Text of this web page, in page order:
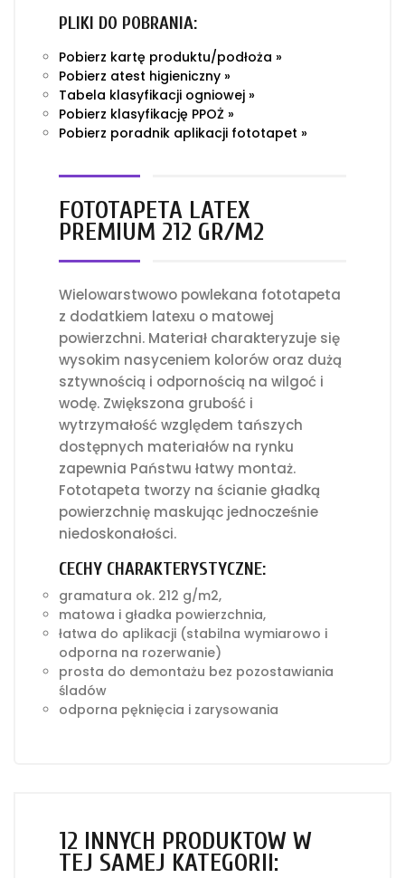
PLIKI DO POBRANIA:
Pobierz kartę produktu/podłoża »
Pobierz atest higieniczny »
Tabela klasyfikacji ogniowej »
Pobierz klasyfikację PPOŻ »
Pobierz poradnik aplikacji fototapet »
FOTOTAPETA LATEX
PREMIUM 212 GR/M2
Wielowarstwowo powlekana fototapeta
z dodatkiem latexu o matowej
powierzchni. Materiał charakteryzuje się
wysokim nasyceniem kolorów oraz dużą
sztywnością i odpornością na wilgoć i
wodę. Zwiększona grubość i
wytrzymałość względem tańszych
dostępnych materiałów na rynku
zapewnia Państwu łatwy montaż.
Fototapeta tworzy na ścianie gładką
powierzchnię maskując jednocześnie
niedoskonałości.
CECHY CHARAKTERYSTYCZNE:
gramatura ok. 212 g/m2,
matowa i gładka powierzchnia,
łatwa do aplikacji (stabilna wymiarowo i
odporna na rozerwanie)
prosta do demontażu bez pozostawiania
śladów
odporna pęknięcia i zarysowania
12 INNYCH PRODUKTÓW W
TEJ SAMEJ KATEGORII: